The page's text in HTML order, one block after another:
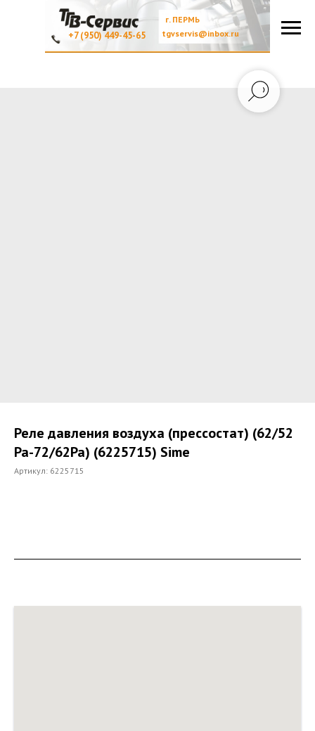
г. ПЕРМЬ
+7 (950) 449-45-65 tgvservis@inbox.ru
Реле давления воздуха (прессостат) (62/52
Pa-72/62Pa) (6225715) Sime
Артикул: 6225715